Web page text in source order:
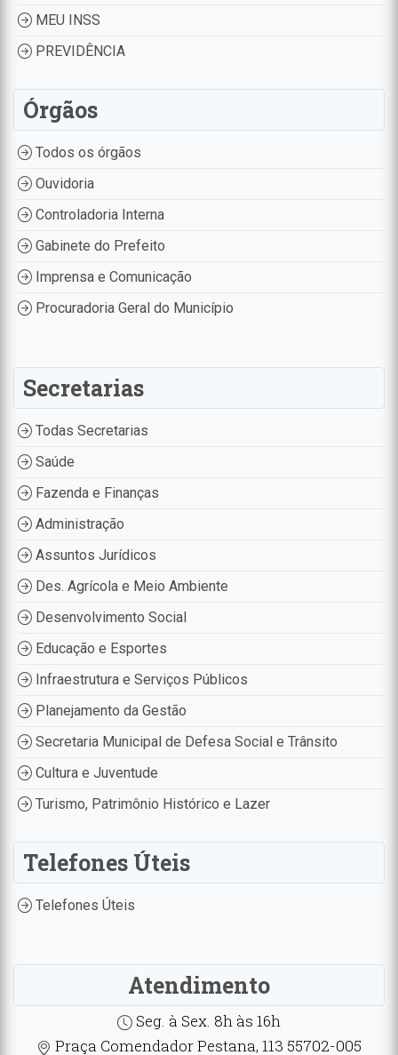
MEU INSS
PREVIDÊNCIA
Órgãos
Todos os órgãos
Ouvidoria
Controladoria Interna
Gabinete do Prefeito
Imprensa e Comunicação
Procuradoria Geral do Município
Secretarias
Todas Secretarias
Saúde
Fazenda e Finanças
Administração
Assuntos Jurídicos
Des. Agrícola e Meio Ambiente
Desenvolvimento Social
Educação e Esportes
Infraestrutura e Serviços Públicos
Planejamento da Gestão
Secretaria Municipal de Defesa Social e Trânsito
Cultura e Juventude
Turismo, Patrimônio Histórico e Lazer
Telefones Úteis
Telefones Úteis
Atendimento
Seg. à Sex. 8h às 16h
Praça Comendador Pestana, 113 55702-005